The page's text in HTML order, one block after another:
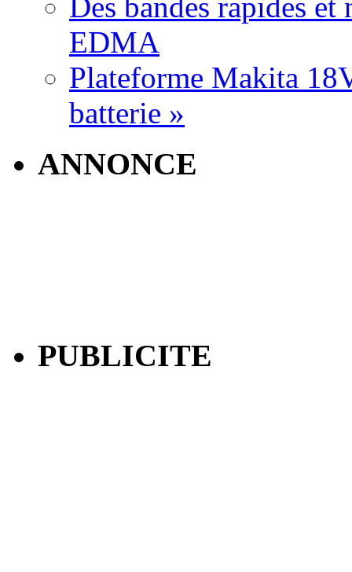
Des bandes rapides et
EDMA
Plateforme Makita
batterie »
ANNONCE
PUBLICITE